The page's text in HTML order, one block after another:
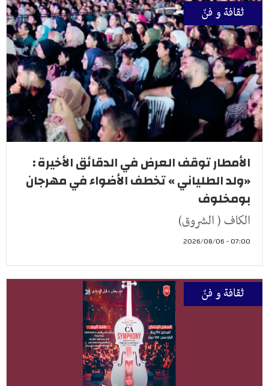
ثقافة و فنّ
الأمطار توقف العرض في الدقائق الأخيرة :
«ولد الطلياني » تخطف الأضواء في مهرجان
بومخلوف
الكاف ( الشروق)
07:00 - 2026/08/06
ثقافة و فنّ